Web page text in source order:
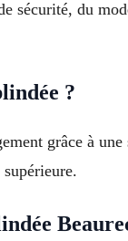
sécurité, du
?
grâce à